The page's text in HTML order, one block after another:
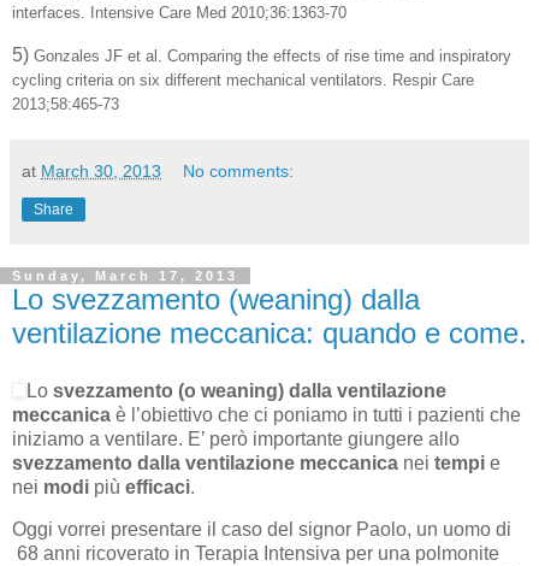
interfaces.
Intensive Care Med 2010;36:1363-70
5) Gonzales JF et al. Comparing the effects of rise time and inspiratory
cycling criteria on six different mechanical ventilators.
Respir Care
2013;58:465-73
at March 30, 2013 No comments:
Share
Sunday, March 17, 2013
Lo svezzamento (weaning) dalla
ventilazione meccanica: quando e come.
Lo svezzamento (o weaning) dalla ventilazione
meccanica è l’obiettivo che ci poniamo in tutti i pazienti che
iniziamo a ventilare. E’ però importante giungere allo
svezzamento dalla ventilazione meccanica nei tempi e
nei modi più efficaci.
Oggi vorrei presentare il caso del signor Paolo, un uomo di
68 anni ricoverato in Terapia Intensiva per una polmonite